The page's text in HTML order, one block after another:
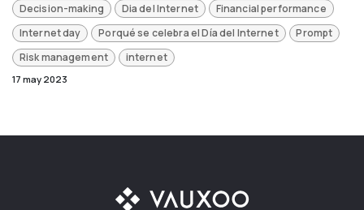
Decision-making
Dia del Internet
Financial performance
Internet day
Porqué se celebra el Día del Internet
Prompt
Risk management
internet
17 may 2023